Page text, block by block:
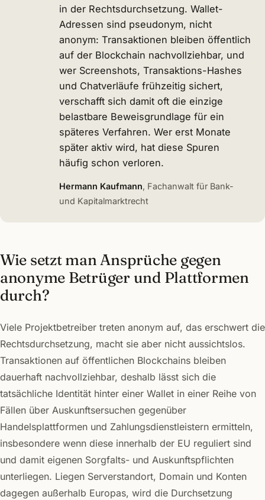
in der Rechtsdurchsetzung. Wallet-
Adressen sind pseudonym, nicht
anonym: Transaktionen bleiben öffentlich
auf der Blockchain nachvollziehbar, und
wer Screenshots, Transaktions-Hashes
und Chatverläufe frühzeitig sichert,
verschafft sich damit oft die einzige
belastbare Beweisgrundlage für ein
späteres Verfahren. Wer erst Monate
später aktiv wird, hat diese Spuren
häufig schon verloren.
Hermann Kaufmann, Fachanwalt für Bank-
und Kapitalmarktrecht
Wie setzt man Ansprüche gegen
anonyme Betrüger und Plattformen
durch?
Viele Projektbetreiber treten anonym auf, das erschwert die
Rechtsdurchsetzung, macht sie aber nicht aussichtslos.
Transaktionen auf öffentlichen Blockchains bleiben
dauerhaft nachvollziehbar, deshalb lässt sich die
tatsächliche Identität hinter einer Wallet in einer Reihe von
Fällen über Auskunftsersuchen gegenüber
Handelsplattformen und Zahlungsdienstleistern ermitteln,
insbesondere wenn diese innerhalb der EU reguliert sind
und damit eigenen Sorgfalts- und Auskunftspflichten
unterliegen. Liegen Serverstandort, Domain und Konten
dagegen außerhalb Europas, wird die Durchsetzung